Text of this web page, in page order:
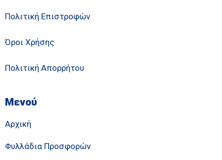
Πολιτική Επιστροφών
Όροι Χρήσης
Πολιτική Απορρήτου
Μενού
Αρχική
Φυλλάδια Προσφορών